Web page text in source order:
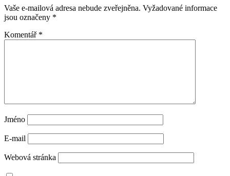
Vaše e-mailová adresa nebude zveřejněna. Vyžadované informace
jsou označeny *
Komentář *
Jméno
E-mail
Webová stránka